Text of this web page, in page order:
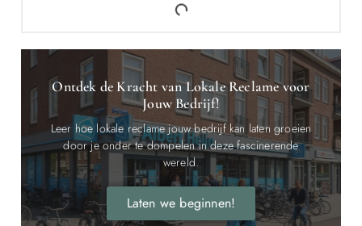
Ontdek de Kracht van Lokale Reclame voor
Jouw Bedrijf!
Leer hoe lokale reclame jouw bedrijf kan laten groeien
door je onder te dompelen in deze fascinerende
wereld.
Laten we beginnen!